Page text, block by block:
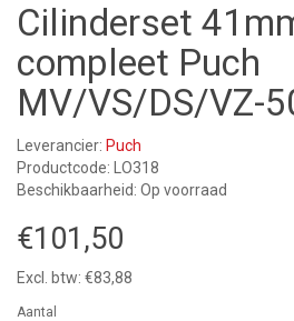
Cilinderset
compleet Puch
MV/VS/DS/VZ-
Leverancier: Puch
Productcode: LO318
Beschikbaarheid: Op voorraad
€101,50
Excl. btw: €83,88
Aantal